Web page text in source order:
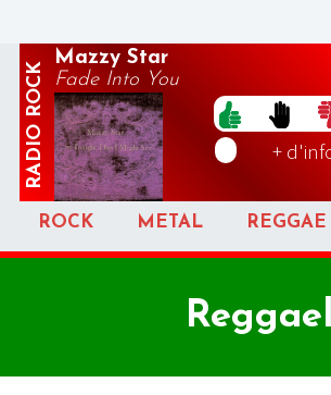
RADIO
ROCK
Mazzy Star
Fade Into You
+
ROCK METAL REGGAE